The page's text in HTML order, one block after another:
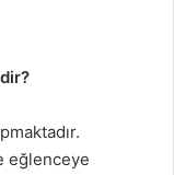
eğlenceye